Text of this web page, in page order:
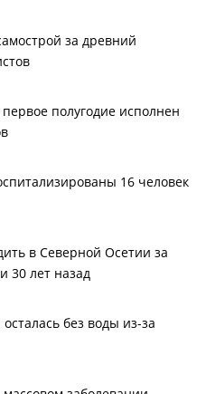
за древний
полугодие исполнен
16 человек
в Северной Осетии за
30 лет назад
без воды из-за